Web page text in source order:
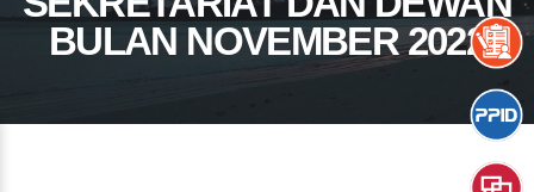
BULAN NOVEMBER 2022